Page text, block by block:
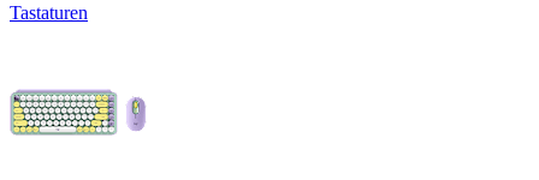
Tastaturen